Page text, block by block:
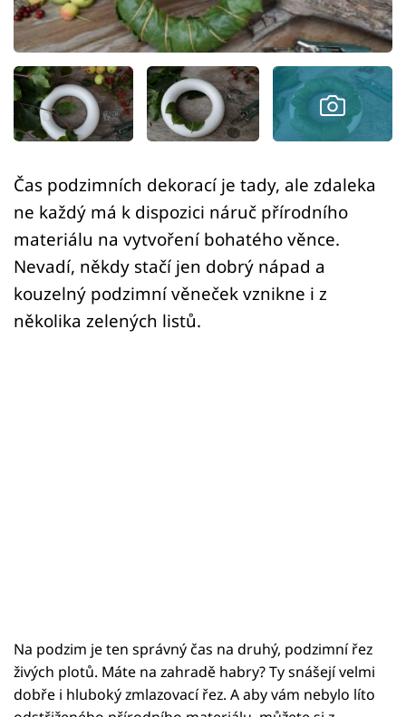
Sledujte nás
Čas podzimních dekorací je tady, ale zdaleka
ne každý má k dispozici náruč přírodního
materiálu na vytvoření bohatého věnce.
Nevadí, někdy stačí jen dobrý nápad a
kouzelný podzimní věneček vznikne i z
několika zelených listů.
Na podzim je ten správný čas na druhý, podzimní řez
živých plotů. Máte na zahradě habry? Ty snášejí velmi
dobře i hluboký zmlazovací řez. A aby vám nebylo líto